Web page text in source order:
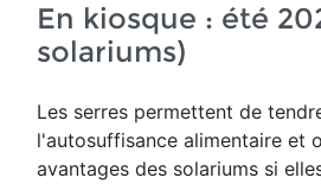
En kiosque : été
solariums)
Les serres permettent de
l'autosuffisance alimentaire et
avantages des solariums si